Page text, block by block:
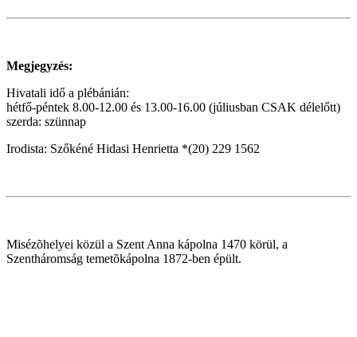
Megjegyzés:
Hivatali idő a plébánián:
hétfő-péntek 8.00-12.00 és 13.00-16.00 (júliusban CSAK délelőtt)
szerda: szünnap
Irodista: Szőkéné Hidasi Henrietta *(20) 229 1562
Misézõhelyei közül a Szent Anna kápolna 1470 körül, a
Szentháromság temetõkápolna 1872-ben épült.